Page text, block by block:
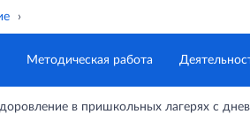
Методическая работа
в пришкольных лагерях с